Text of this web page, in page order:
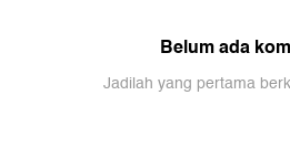
Belum ada
Jadilah yang pertama